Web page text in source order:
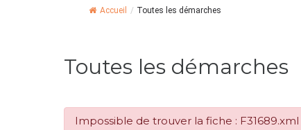
Accueil / Toutes les démarches
Toutes les démarches
Impossible de trouver la fiche : F31689.xml